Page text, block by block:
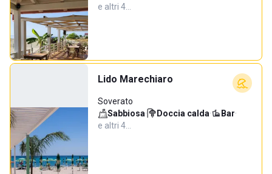
e altri 4…
Lido Marechiaro
Soverato
Sabbiosa· Doccia calda· Bar·
e altri 4…